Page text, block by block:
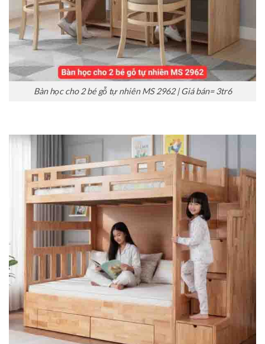
Bàn học cho 2 bé gỗ tự nhiên MS 2962 | Giá bán= 3tr6